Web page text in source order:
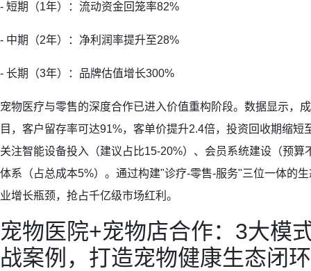
- 短期（1年）：流动资金回笼率82%
- 中期（2年）：净利润率提升至28%
- 长期（3年）：品牌估值增长300%
宠物医疗与零售的深度合作已进入价值重构阶段。数据显示，
目，客户留存率可达91%，客单价提升2.4倍，投资回收期缩短
关注智能设备投入（建议占比15-20%）、会员系统建设（预算
体系（占总成本5%）。通过构建"诊疗-零售-服务"三位一体的
业增长瓶颈，抢占千亿级市场红利。
宠物医院+宠物店合作：3大模
战案例，打造宠物健康生态闭